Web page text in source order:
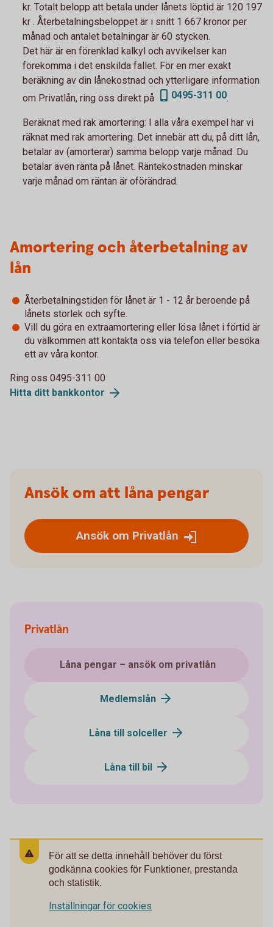
kr. Totalt belopp att betala under lånets löptid är 120 197
kr . Återbetalningsbeloppet är i snitt 1 667 kronor per
månad och antalet betalningar är 60 stycken.
Det här är en förenklad kalkyl och avvikelser kan
förekomma i det enskilda fallet. För en mer exakt
beräkning av din lånekostnad och ytterligare information
om Privatlån, ring oss direkt på
0495-311 00.
Beräknat med rak amortering: I alla våra exempel har vi
räknat med rak amortering. Det innebär att du, på ditt lån,
betalar av (amorterar) samma belopp varje månad. Du
betalar även ränta på lånet. Räntekostnaden minskar
varje månad om räntan är oförändrad.
Amortering och återbetalning av
lån
Återbetalningstiden för lånet är 1 - 12 år beroende på
lånets storlek och syfte.
Vill du göra en extraamortering eller lösa lånet i förtid är
du välkommen att kontakta oss via telefon eller besöka
ett av våra kontor.
Ring oss 0495-311 00
Hitta ditt bankkontor
Ansök om att låna pengar
Ansök om Privatlån
Privatlån
Låna pengar – ansök om privatlån
Medlemslån
Låna till solceller
Låna till bil
För att se detta innehåll behöver du först
godkänna cookies för Funktioner, prestanda
och statistik.
Inställningar för cookies